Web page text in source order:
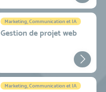
Marketing, Communication et IA
Gestion de projet web
Marketing, Communication et IA